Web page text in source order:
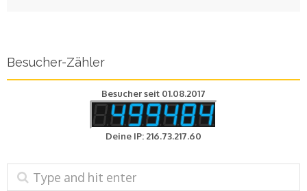
Besucher-Zähler
Besucher seit 01.08.2017
Deine IP: 216.73.217.60